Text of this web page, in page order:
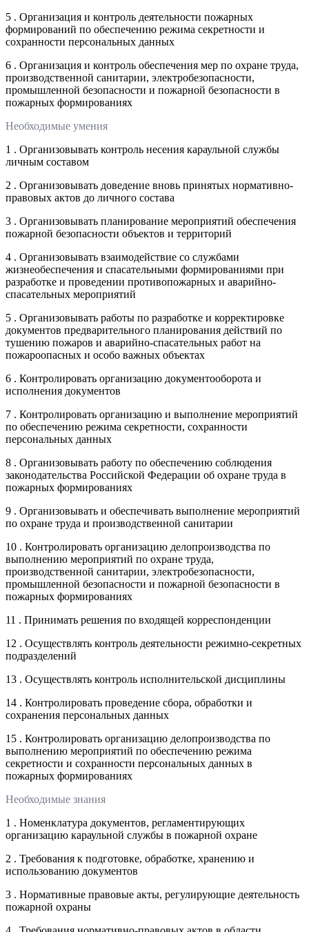
5 . Организация и контроль деятельности пожарных
формирований по обеспечению режима секретности и
сохранности персональных данных
6 . Организация и контроль обеспечения мер по охране труда,
производственной санитарии, электробезопасности,
промышленной безопасности и пожарной безопасности в
пожарных формированиях
Необходимые умения
1 . Организовывать контроль несения караульной службы
личным составом
2 . Организовывать доведение вновь принятых нормативно-
правовых актов до личного состава
3 . Организовывать планирование мероприятий обеспечения
пожарной безопасности объектов и территорий
4 . Организовывать взаимодействие со службами
жизнеобеспечения и спасательными формированиями при
разработке и проведении противопожарных и аварийно-
спасательных мероприятий
5 . Организовывать работы по разработке и корректировке
документов предварительного планирования действий по
тушению пожаров и аварийно-спасательных работ на
пожароопасных и особо важных объектах
6 . Контролировать организацию документооборота и
исполнения документов
7 . Контролировать организацию и выполнение мероприятий
по обеспечению режима секретности, сохранности
персональных данных
8 . Организовывать работу по обеспечению соблюдения
законодательства Российской Федерации об охране труда в
пожарных формированиях
9 . Организовывать и обеспечивать выполнение мероприятий
по охране труда и производственной санитарии
10 . Контролировать организацию делопроизводства по
выполнению мероприятий по охране труда,
производственной санитарии, электробезопасности,
промышленной безопасности и пожарной безопасности в
пожарных формированиях
11 . Принимать решения по входящей корреспонденции
12 . Осуществлять контроль деятельности режимно-секретных
подразделений
13 . Осуществлять контроль исполнительской дисциплины
14 . Контролировать проведение сбора, обработки и
сохранения персональных данных
15 . Контролировать организацию делопроизводства по
выполнению мероприятий по обеспечению режима
секретности и сохранности персональных данных в
пожарных формированиях
Необходимые знания
1 . Номенклатура документов, регламентирующих
организацию караульной службы в пожарной охране
2 . Требования к подготовке, обработке, хранению и
использованию документов
3 . Нормативные правовые акты, регулирующие деятельность
пожарной охраны